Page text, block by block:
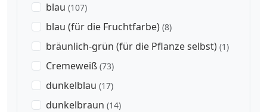
blau (107)
blau (für die Fruchtfarbe) (8)
bräunlich-grün (für die Pflanze selbst) (1)
Cremeweiß (73)
dunkelblau (17)
dunkelbraun (14)